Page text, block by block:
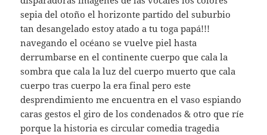
sepia del otoño el horizonte partido del suburbio
tan desangelado estoy atado a tu toga papá!!!
navegando el océano se vuelve piel hasta
derrumbarse en el continente cuerpo que cala la
sombra que cala la luz del cuerpo muerto que cala
cuerpo tras cuerpo la era final pero este
desprendimiento me encuentra en el vaso espiando
caras gestos el giro de los condenados & otro que ríe
porque la historia es circular comedia tragedia